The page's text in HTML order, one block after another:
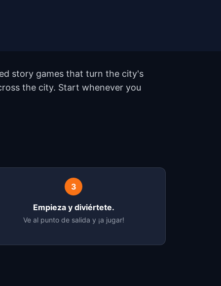
story games that turn the city's
the city. Start whenever you
3
Empieza y diviértete.
Ve al punto de salida y ¡a jugar!